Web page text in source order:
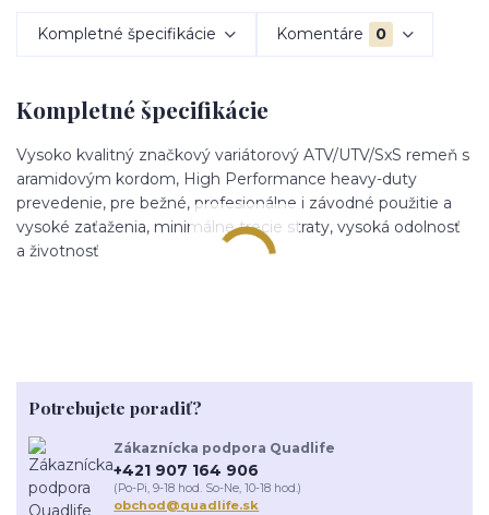
Kompletné špecifikácie Komentáre 0
Kompletné špecifikácie
Vysoko kvalitný značkový variátorový ATV/UTV/SxS remeň s
aramidovým kordom, High Performance heavy-duty
prevedenie, pre bežné, profesionálne i závodné použitie a
vysoké zaťaženia, minimálne trecie straty, vysoká odolnosť
a životnosť
Potrebujete poradiť?
Zákaznícka podpora Quadlife
+421 907 164 906
(Po-Pi, 9-18 hod. So-Ne, 10-18 hod.)
obchod@quadlife.sk